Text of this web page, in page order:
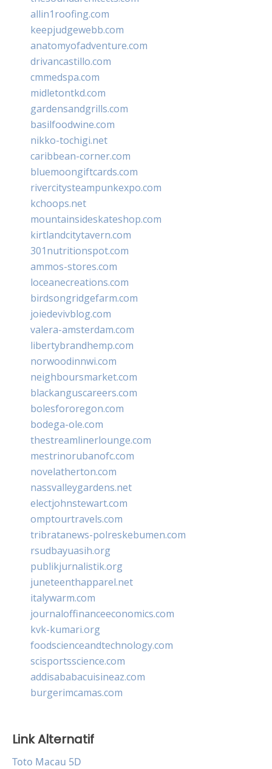
allin1roofing.com
keepjudgewebb.com
anatomyofadventure.com
drivancastillo.com
cmmedspa.com
midletontkd.com
gardensandgrills.com
basilfoodwine.com
nikko-tochigi.net
caribbean-corner.com
bluemoongiftcards.com
rivercitysteampunkexpo.com
kchoops.net
mountainsideskateshop.com
kirtlandcitytavern.com
301nutritionspot.com
ammos-stores.com
loceanecreations.com
birdsongridgefarm.com
joiedevivblog.com
valera-amsterdam.com
libertybrandhemp.com
norwoodinnwi.com
neighboursmarket.com
blackanguscareers.com
bolesfororegon.com
bodega-ole.com
thestreamlinerlounge.com
mestrinorubanofc.com
novelatherton.com
nassvalleygardens.net
electjohnstewart.com
omptourtravels.com
tribratanews-polreskebumen.com
rsudbayuasih.org
publikjurnalistik.org
juneteenthapparel.net
italywarm.com
journaloffinanceeconomics.com
kvk-kumari.org
foodscienceandtechnology.com
scisportsscience.com
addisababacuisineaz.com
burgerimcamas.com
Link Alternatif
Toto Macau 5D